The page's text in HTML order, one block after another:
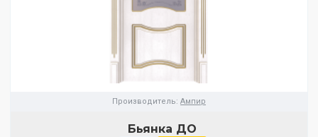
Производитель: Ампир
Бьянка ДО